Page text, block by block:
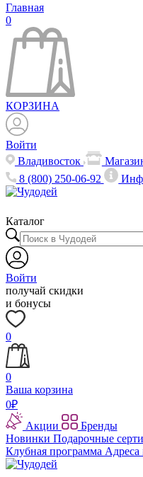
Главная
0
КОРЗИНА
Войти
Владивосток
8 (800) 250-06-92
Каталог
Войти
получай скидки
и бонусы
0
0
Ваша корзина
0₽
Акции
Бренды
Новинки Подарочные
Клубная программа Адреса